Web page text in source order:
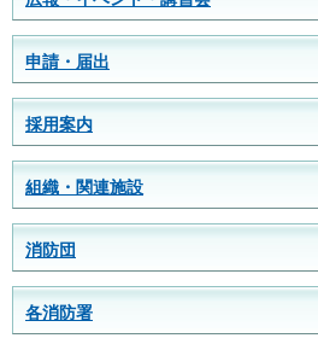
申請・届出
採用案内
組織・関連施設
消防団
各消防署